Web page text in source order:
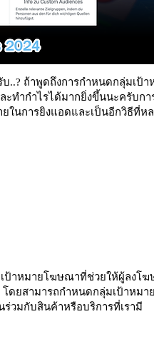
..? ถ้าพูดถึงการกำหนดกลุ่มเป้
ะทำกำไรได้มากยิ่งขึ้นนะครับ
นการยิงแอดและเป็นอีกวิธีที่ห
เป้าหมายโฆษณาที่ช่วยให้ผู้ลงโ
ดยสามารถกำหนดกลุ่มเป้าหม
ร่วมกับสินค้าหรือบริการที่เรามี